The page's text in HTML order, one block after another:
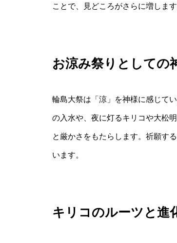
ことで、見どころがさらに増します
お涼み祭りとしての
輪島大祭は「涼」を神様に感じて
の入水や、夜に灯るキリコや大松
と厳かさをもたらします。祈願す
います。
キリコのルーツと進